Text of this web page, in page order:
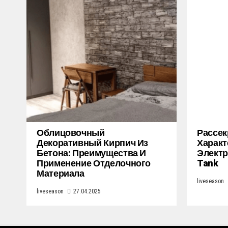
Облицовочный
Декоративный Кирпич Из
Бетона: Преимущества И
Применение Отделочного
Материала
liveseason 27.04.2025
Tank
liveseason